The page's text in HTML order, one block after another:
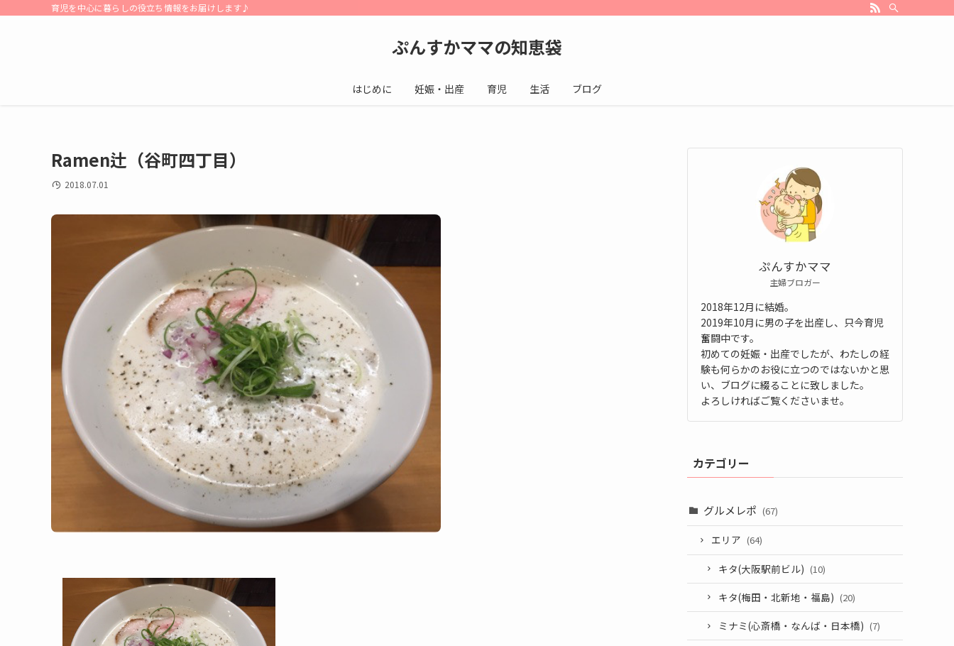
育児を中心に暮らしの役立ち情報をお届けします♪
ぷんすかママの知恵袋
はじめに 妊娠・出産 育児 生活 ブログ
Ramen辻（谷町四丁目）
2018.07.01
ぷんすかママ
主婦ブロガー
2018年12月に結婚。
2019年10月に男の子を出産し、只今育児
奮闘中です。
初めての妊娠・出産でしたが、わたしの経
験も何らかのお役に立つのではないかと思
い、ブログに綴ることに致しました。
よろしければご覧くださいませ。
カテゴリー
グルメレポ (67)
エリア (64)
キタ(大阪駅前ビル) (10)
キタ(梅田・北新地・福島) (20)
ミナミ(心斎橋・なんば・日本橋) (7)